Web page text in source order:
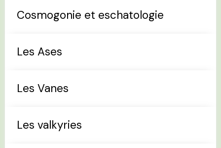
Cosmogonie et eschatologie
Les Ases
Les Vanes
Les valkyries